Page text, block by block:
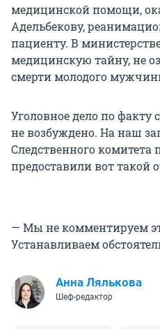
медицинской помощи,
Адельбекову,
пациенту. В
медицинскую тайну, не
смерти молодого
Уголовное дело по факту
не возбуждено. На наш
Следственного комитета
предоставили вот такой
— Мы не комментируем
Устанавливаем
Анна Лялькова
Шеф-редактор